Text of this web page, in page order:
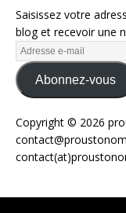
Saisissez votre
blog et recevoir une
Abonnez-vous
Copyright © 2026